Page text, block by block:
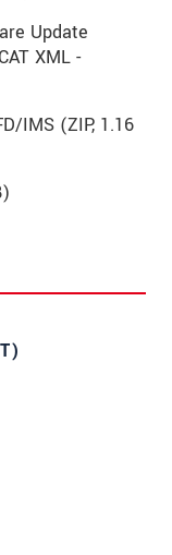
Update
XML -
IMS (ZIP, 1.16